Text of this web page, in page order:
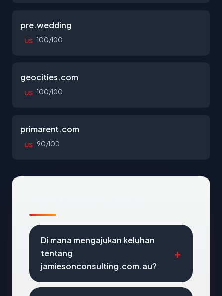
pre.wedding
US 100/100
geocities.com
US 100/100
primarent.com
US 90/100
Di mana mengajukan keluhan
tentang
jamiesonconsulting.com.au?